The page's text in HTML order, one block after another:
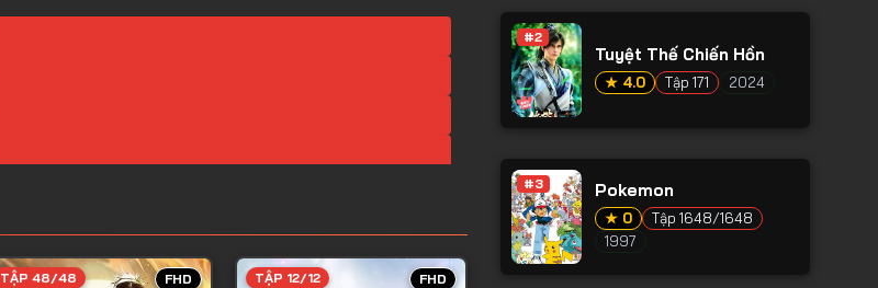
FHD
TẬP 48/48 FHD
TẬP 12/12
#2
Tuyệt Thế Chiến Hồn
★ 4.0 Tập 171 2024
#3 Pokemon
★ 0
Tập 1648/1648
1997